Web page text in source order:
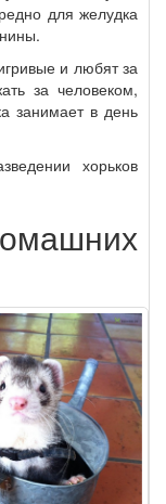
для желудка
и любят за
за человеком,
занимает в день
хорьков